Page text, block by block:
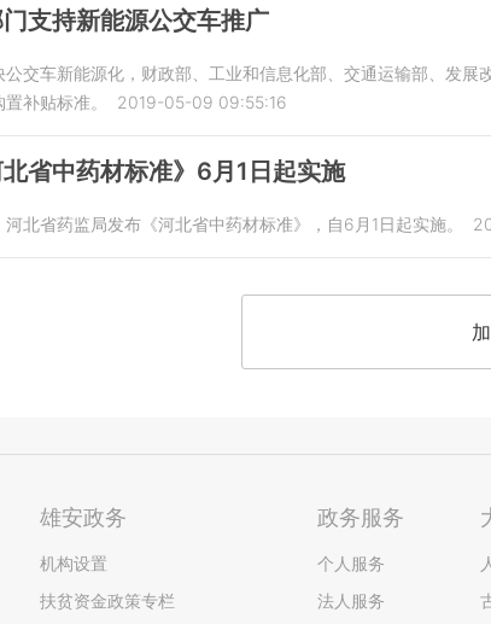
支持新能源公交车推广
公交车新能源化，财政部、工业和信息化部、交通运输部、发
补贴标准。
2019-05-09 09:55:16
北省中药材标准》6月1日起实施
河北省药监局发布《河北省中药材标准》，自6月1日起实施。
雄安政务
机构设置
扶贫资金政策专栏
政务服务
个人服务
法人服务